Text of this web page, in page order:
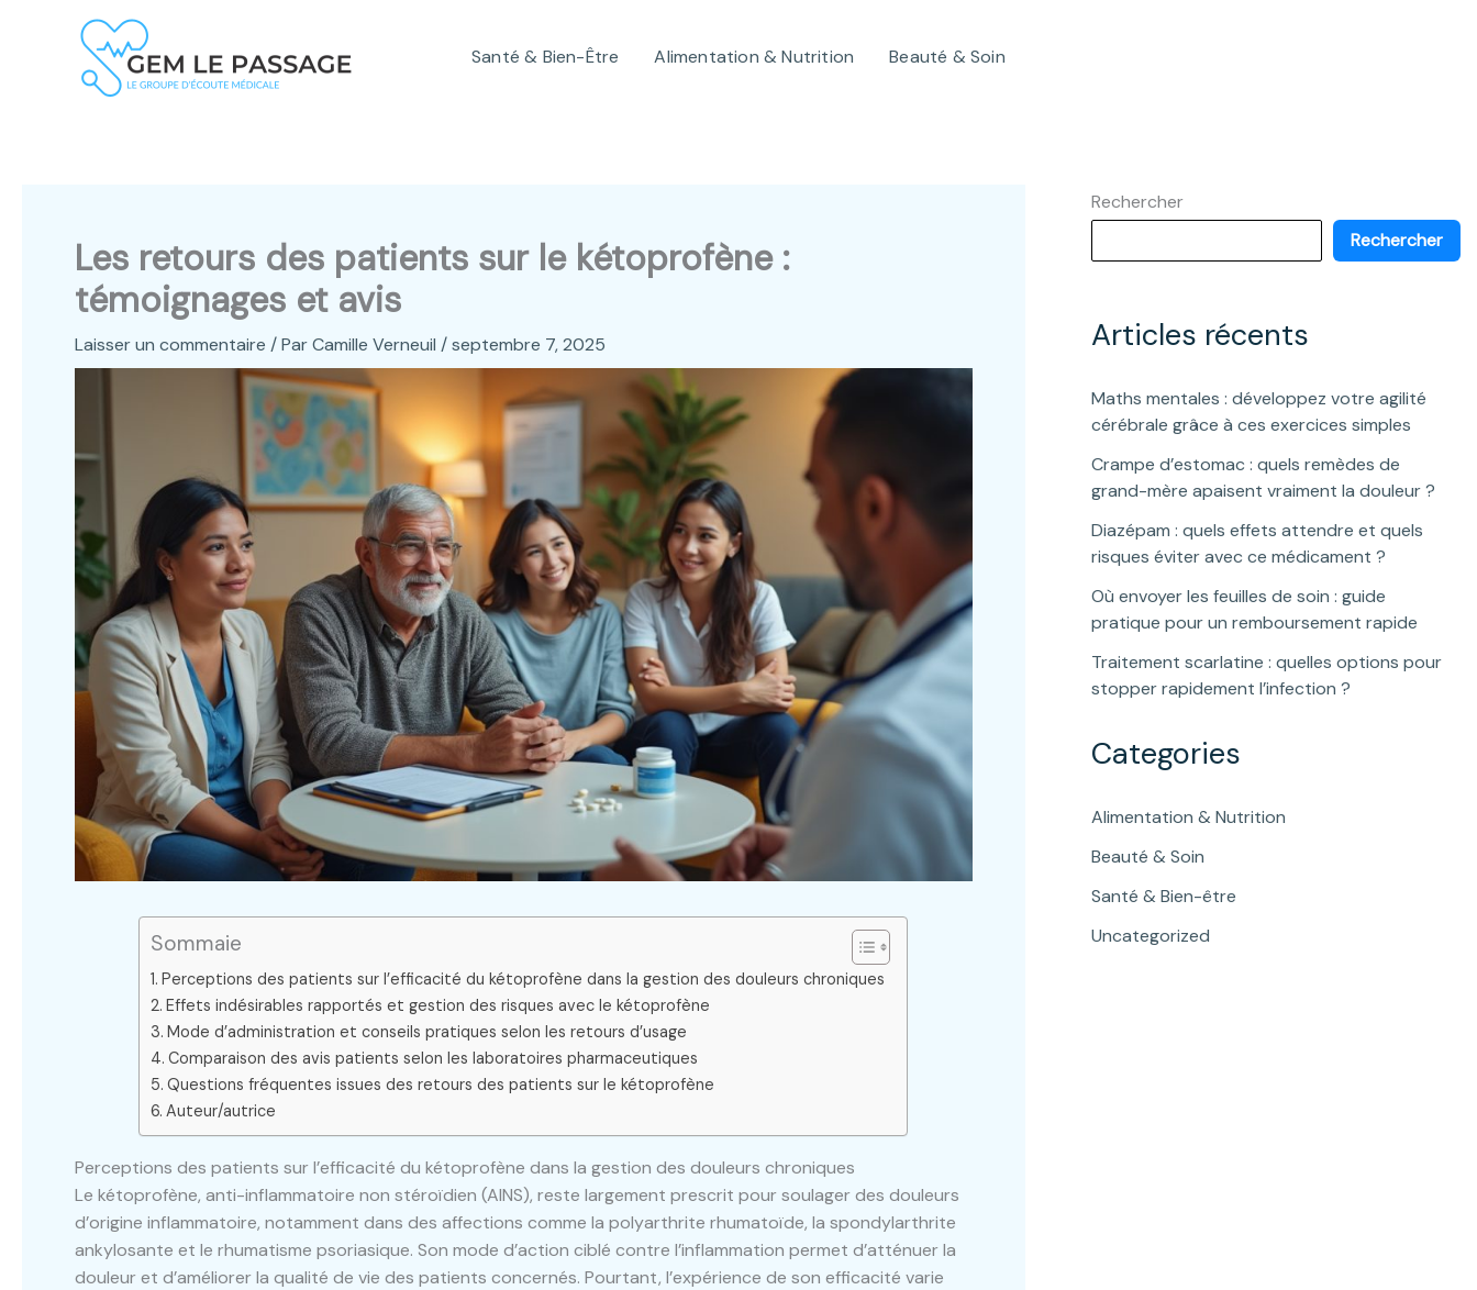
Santé & Bien-Être Alimentation & Nutrition Beauté & Soin
Les retours des patients sur le kétoprofène :
témoignages et avis
Laisser un commentaire / ParCamille Verneuil /septembre 7, 2025
Sommaie
Perceptions des patients sur l’efficacité du kétoprofène dans la gestion des douleurs chroniques
Effets indésirables rapportés et gestion des risques avec le kétoprofène
Mode d’administration et conseils pratiques selon les retours d’usage
Comparaison des avis patients selon les laboratoires pharmaceutiques
Questions fréquentes issues des retours des patients sur le kétoprofène
Auteur/autrice
Perceptions des patients sur l’efficacité du kétoprofène dans la gestion des douleurs chroniques
Le kétoprofène, anti-inflammatoire non stéroïdien (AINS), reste largement prescrit pour soulager des douleurs
d’origine inflammatoire, notamment dans des affections comme la polyarthrite rhumatoïde, la spondylarthrite
ankylosante et le rhumatisme psoriasique. Son mode d’action ciblé contre l’inflammation permet d’atténuer la
douleur et d’améliorer la qualité de vie des patients concernés. Pourtant, l’expérience de son efficacité varie
Rechercher
Rechercher
Articles récents
Maths mentales : développez votre agilité
cérébrale grâce à ces exercices simples
Crampe d’estomac : quels remèdes de
grand-mère apaisent vraiment la douleur ?
Diazépam : quels effets attendre et quels
risques éviter avec ce médicament ?
Où envoyer les feuilles de soin : guide
pratique pour un remboursement rapide
Traitement scarlatine : quelles options pour
stopper rapidement l’infection ?
Categories
Alimentation & Nutrition
Beauté & Soin
Santé & Bien-être
Uncategorized